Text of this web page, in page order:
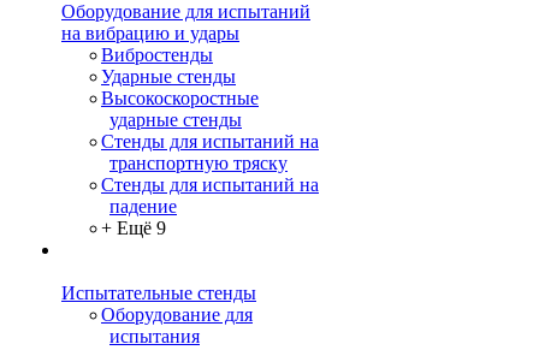
Оборудование для испытаний
на вибрацию и удары
Вибростенды
Ударные стенды
Высокоскоростные
ударные стенды
Стенды для испытаний на
транспортную тряску
Стенды для испытаний на
падение
+ Ещё 9
Испытательные стенды
Оборудование для
испытания